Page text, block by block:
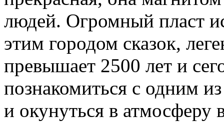
людей. Огромный пласт
этим городом сказок,
превышает 2500 лет и
познакомиться с одним
и окунуться в атмосферу